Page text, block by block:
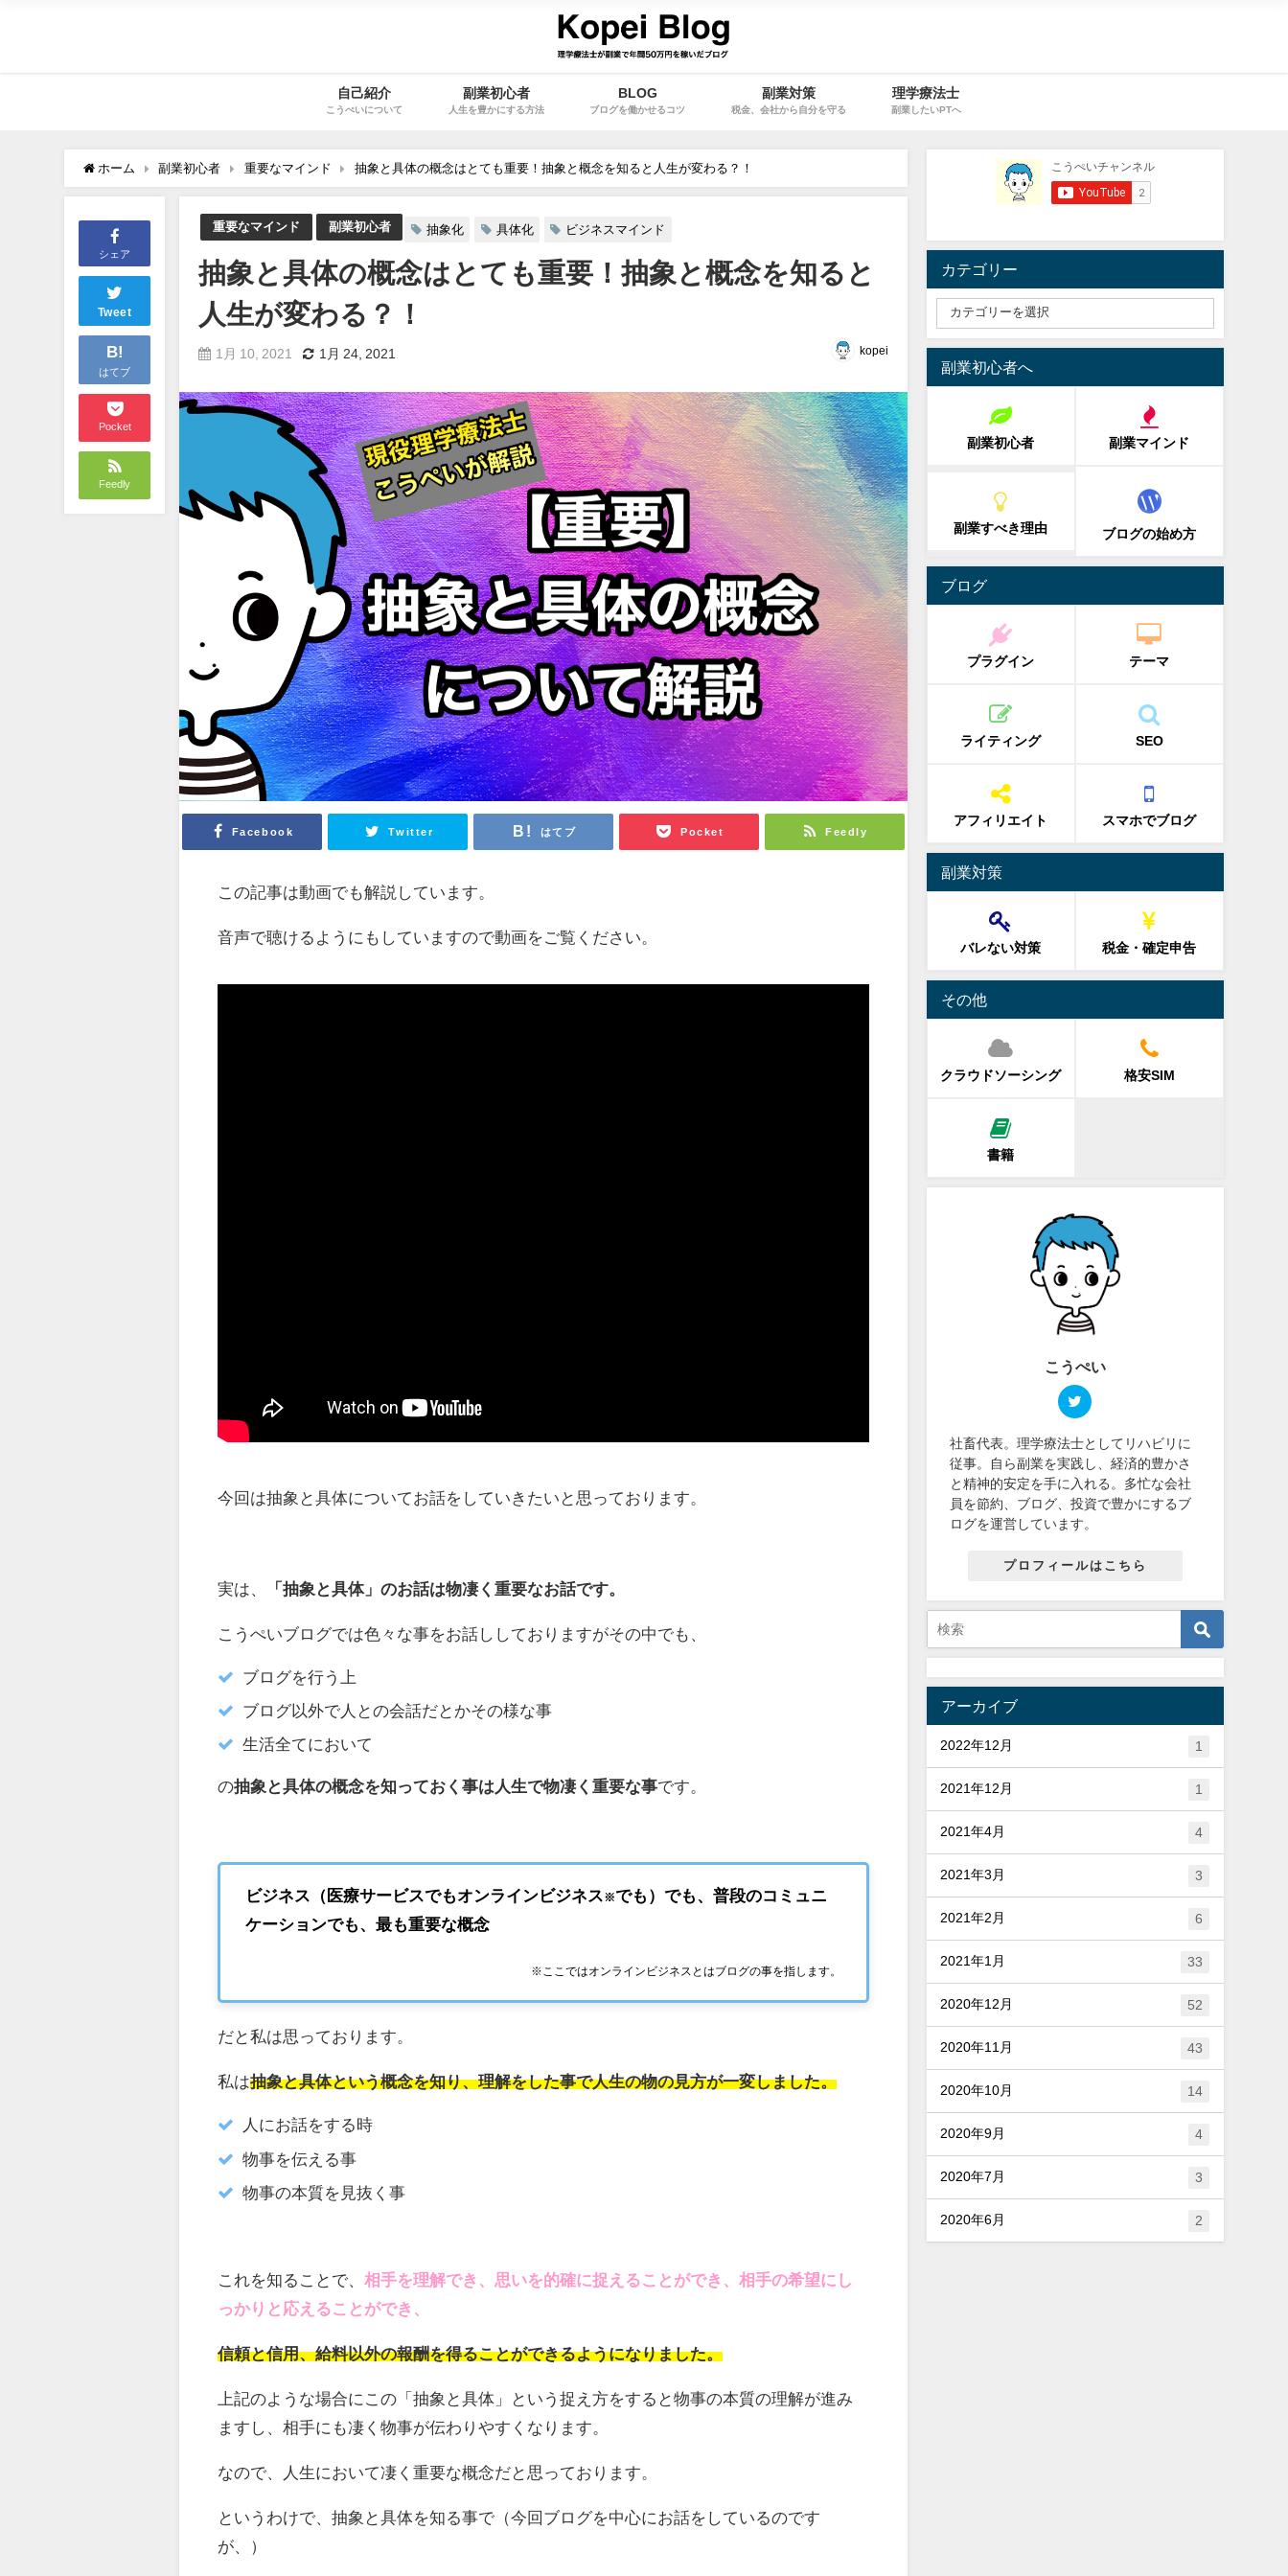
自己紹介
こうぺいについて
副業初心者
人生を豊かにする方法
BLOG
ブログを働かせるコツ
副業対策
税金、会社から自分を守る
理学療法士
副業したいPTへ
ホーム 副業初心者 重要なマインド 抽象と具体の概念はとても重要！抽象と概念を知ると人生が変わる？！
シェア
Tweet
B!
はてブ
Pocket
Feedly
重要なマインド 副業初心者 抽象化 具体化 ビジネスマインド
抽象と具体の概念はとても重要！抽象と概念を知ると
人生が変わる？！
1月 10, 2021 1月 24, 2021 kopei
Facebook Twitter はてブ Pocket Feedly
この記事は動画でも解説しています。
音声で聴けるようにもしていますので動画をご覧ください。
今回は抽象と具体についてお話をしていきたいと思っております。
実は、 「抽象と具体」のお話は物凄く重要なお話です。
こうぺいブログでは色々な事をお話ししておりますがその中でも、
ブログを行う上
ブログ以外で人との会話だとかその様な事
生活全てにおいて
の抽象と具体の概念を知っておく事は人生で物凄く重要な事です。
ビジネス（医療サービスでもオンラインビジネス ※でも）でも、普段のコミュニ
ケーションでも、最も重要な概念
※ここではオンラインビジネスとはブログの事を指します。
だと私は思っております。
私は抽象と具体という概念を知り、理解をした事で人生の物の見方が一変しました。
人にお話をする時
物事を伝える事
物事の本質を見抜く事
これを知ることで、相手を理解でき、思いを的確に捉えることができ、相手の希望にし
っかりと応えることができ、
信頼と信用、給料以外の報酬を得ることができるようになりました。
上記のような場合にこの「抽象と具体」という捉え方をすると物事の本質の理解が進み
ますし、相手にも凄く物事が伝わりやすくなります。
なので、人生において凄く重要な概念だと思っております。
というわけで、抽象と具体を知る事で（今回ブログを中心にお話をしているのです
が、）
カテゴリー
副業初心者へ
副業初心者 副業マインド
副業すべき理由 ブログの始め方
ブログ
プラグイン テーマ
ライティング SEO
アフィリエイト スマホでブログ
副業対策
バレない対策 税金・確定申告
その他
クラウドソーシング 格安SIM
書籍
こうぺい
社畜代表。理学療法士としてリハビリに
従事。自ら副業を実践し、経済的豊かさ
と精神的安定を手に入れる。多忙な会社
員を節約、ブログ、投資で豊かにするブ
ログを運営しています。
プロフィールはこちら
アーカイブ
2022年12月 1
2021年12月 1
2021年4月 4
2021年3月 3
2021年2月 6
2021年1月 33
2020年12月 52
2020年11月 43
2020年10月 14
2020年9月 4
2020年7月 3
2020年6月 2